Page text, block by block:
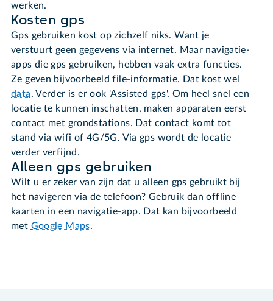
werken.
Kosten gps
Gps gebruiken kost op zichzelf niks. Want je
verstuurt geen gegevens via internet. Maar navigatie-
apps die gps gebruiken, hebben vaak extra functies.
Ze geven bijvoorbeeld file-informatie. Dat kost wel
data. Verder is er ook 'Assisted gps'. Om heel snel een
locatie te kunnen inschatten, maken apparaten eerst
contact met grondstations. Dat contact komt tot
stand via wifi of 4G/5G. Via gps wordt de locatie
verder verfijnd.
Alleen gps gebruiken
Wilt u er zeker van zijn dat u alleen gps gebruikt bij
het navigeren via de telefoon? Gebruik dan offline
kaarten in een navigatie-app. Dat kan bijvoorbeeld
met Google Maps.